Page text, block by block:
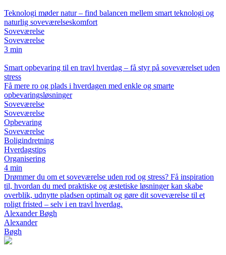
Teknologi møder natur – find balancen mellem smart teknologi og
naturlig soveværelseskomfort
Soveværelse
Soveværelse
3 min
Smart opbevaring til en travl hverdag – få styr på soveværelset uden
stress
Få mere ro og plads i hverdagen med enkle og smarte
opbevaringsløsninger
Soveværelse
Soveværelse
Opbevaring
Soveværelse
Boligindretning
Hverdagstips
Organisering
4 min
Drømmer du om et soveværelse uden rod og stress? Få inspiration
til, hvordan du med praktiske og æstetiske løsninger kan skabe
overblik, udnytte pladsen optimalt og gøre dit soveværelse til et
roligt fristed – selv i en travl hverdag.
Alexander Bøgh
Alexander
Bøgh